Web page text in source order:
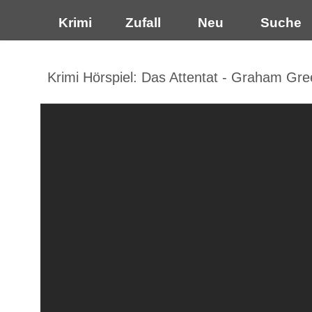
Krimi Zufall Neu Suche
Krimi Hörspiel: Das Attentat - Graham